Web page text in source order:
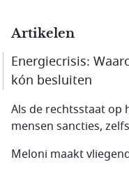
Artikelen
Energiecrisis:
kón besluiten
Als de rechtsstaat op
mensen sancties,
Meloni maakt